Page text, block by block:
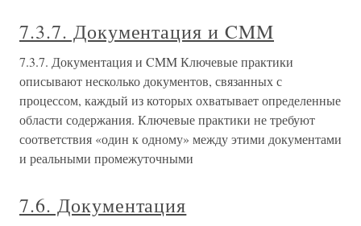
7.3.7. Документация и CMM
7.3.7. Документация и CMM Ключевые практики
описывают несколько документов, связанных с
процессом, каждый из которых охватывает определенные
области содержания. Ключевые практики не требуют
соответствия «один к одному» между этими документами
и реальными промежуточными
7.6. Документация